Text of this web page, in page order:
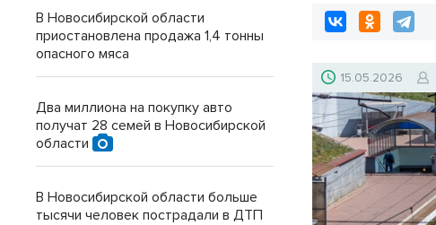
15.05.2026
В Новосибирской области
приостановлена продажа 1,4 тонны
опасного мяса
Два миллиона на покупку авто
получат 28 семей в Новосибирской
области
В Новосибирской области больше
тысячи человек пострадали в ДТП